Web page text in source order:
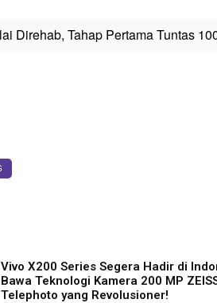
Direhab, Tahap Pertama Tuntas
Vivo X200 Series Segera Hadir di
Bawa Teknologi Kamera 200 MP
Telephoto yang Revolusioner!